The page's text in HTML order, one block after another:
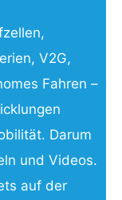
V2G,
Fahren –
Darum
und Videos.
auf der